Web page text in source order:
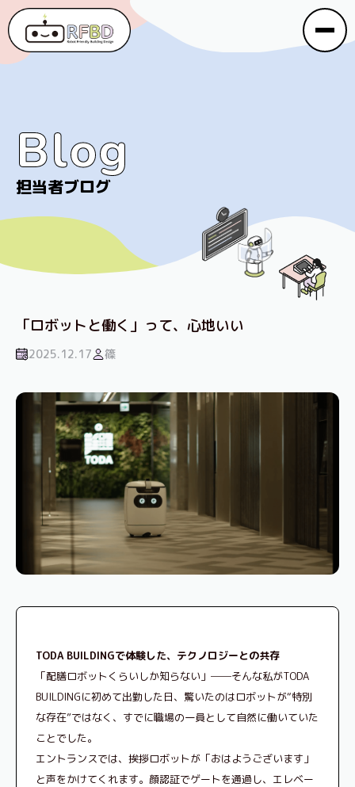
Blog
Blog
担当者ブログ
「ロボットと働く」って、心地いい
2025.12.17 篠
TODA BUILDINGで体験した、テクノロジーとの共存
「配膳ロボットくらいしか知らない」──そんな私がTODA
BUILDINGに初めて出勤した日、驚いたのはロボットが“特別
な存在”ではなく、すでに職場の一員として自然に働いていた
ことでした。
エントランスでは、挨拶ロボットが「おはようございます」
と声をかけてくれます。顔認証でゲートを通過し、エレベー